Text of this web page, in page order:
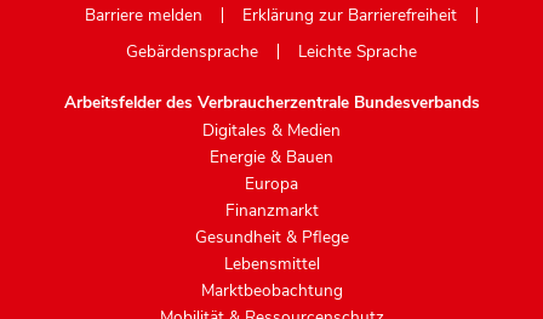
Barriere melden
Erklärung zur Barrierefreiheit
Gebärdensprache
Leichte Sprache
Arbeitsfelder des Verbraucherzentrale Bundesverbands
Digitales & Medien
Energie & Bauen
Europa
Finanzmarkt
Gesundheit & Pflege
Lebensmittel
Marktbeobachtung